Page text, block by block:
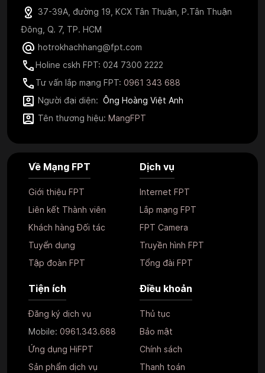
37-39A, đường 19, KCX Tân Thuận, P.Tân Thuận
Đông, Q. 7, TP. HCM
hotrokhachhang@fpt.com
Holine cskh FPT: 024 7300 2222
Tư vấn lắp mạng FPT: 0961 343 688
Người đại diện: Ông Hoàng Việt Anh
Tên thương hiệu: MangFPT
Về Mạng FPT
Giới thiệu FPT
Liên kết Thành viên
Khách hàng Đối tác
Tuyển dụng
Tập đoàn FPT
Dịch vụ
Internet FPT
Lắp mạng FPT
FPT Camera
Truyền hình FPT
Tổng đài FPT
Tiện ích
Đăng ký dịch vụ
Mobile: 0961.343.688
Ứng dụng HiFPT
Sản phẩm dịch vụ
Điều khoản
Thủ tục
Bảo mật
Chính sách
Thanh toán